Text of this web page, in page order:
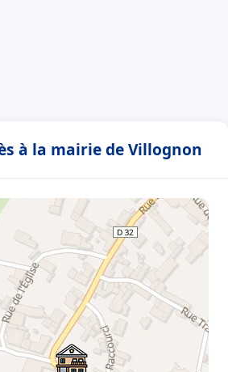
à la mairie de Villognon